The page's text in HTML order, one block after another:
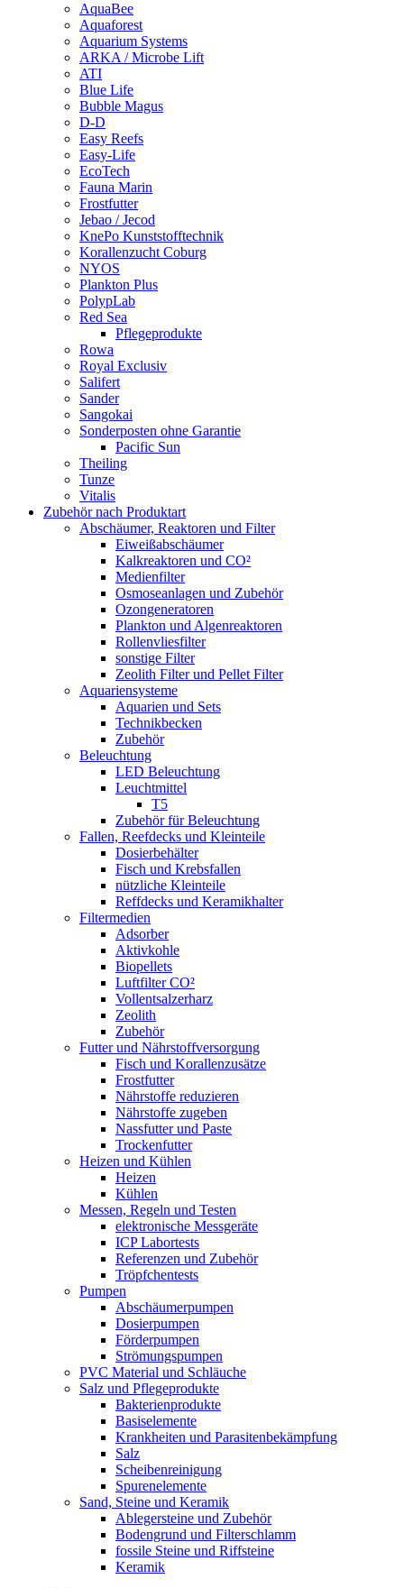
AquaBee
Aquaforest
Aquarium Systems
ARKA / Microbe Lift
ATI
Blue Life
Bubble Magus
D-D
Easy Reefs
Easy-Life
EcoTech
Fauna Marin
Frostfutter
Jebao / Jecod
KnePo Kunststofftechnik
Korallenzucht Coburg
NYOS
Plankton Plus
PolypLab
Red Sea
Pflegeprodukte
Rowa
Royal Exclusiv
Salifert
Sander
Sangokai
Sonderposten ohne Garantie
Pacific Sun
Theiling
Tunze
Vitalis
Zubehör nach Produktart
Abschäumer, Reaktoren und Filter
Eiweißabschäumer
Kalkreaktoren und CO²
Medienfilter
Osmoseanlagen und Zubehör
Ozongeneratoren
Plankton und Algenreaktoren
Rollenvliesfilter
sonstige Filter
Zeolith Filter und Pellet Filter
Aquariensysteme
Aquarien und Sets
Technikbecken
Zubehör
Beleuchtung
LED Beleuchtung
Leuchtmittel
T5
Zubehör für Beleuchtung
Fallen, Reefdecks und Kleinteile
Dosierbehälter
Fisch und Krebsfallen
nützliche Kleinteile
Reffdecks und Keramikhalter
Filtermedien
Adsorber
Aktivkohle
Biopellets
Luftfilter CO²
Vollentsalzerharz
Zeolith
Zubehör
Futter und Nährstoffversorgung
Fisch und Korallenzusätze
Frostfutter
Nährstoffe reduzieren
Nährstoffe zugeben
Nassfutter und Paste
Trockenfutter
Heizen und Kühlen
Heizen
Kühlen
Messen, Regeln und Testen
elektronische Messgeräte
ICP Labortests
Referenzen und Zubehör
Tröpfchentests
Pumpen
Abschäumerpumpen
Dosierpumpen
Förderpumpen
Strömungspumpen
PVC Material und Schläuche
Salz und Pflegeprodukte
Bakterienprodukte
Basiselemente
Krankheiten und Parasitenbekämpfung
Salz
Scheibenreinigung
Spurenelemente
Sand, Steine und Keramik
Ablegersteine und Zubehör
Bodengrund und Filterschlamm
fossile Steine und Riffsteine
Keramik